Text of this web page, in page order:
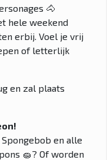
🐴
hele weekend
erbij. Voel je vrij
of letterlijk
en zal plaats
en alle
🧽? Of worden